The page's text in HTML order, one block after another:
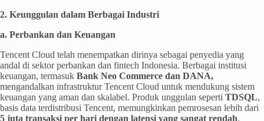
2. Keunggulan dalam Berbagai Industri
a. Perbankan dan Keuangan
Tencent Cloud telah menempatkan dirinya sebagai penyedia yang
andal di sektor perbankan dan fintech Indonesia. Berbagai institusi
keuangan, termasuk Bank Neo Commerce dan DANA,
mengandalkan infrastruktur Tencent Cloud untuk mendukung sistem
keuangan yang aman dan skalabel. Produk unggulan seperti TDSQL,
basis data terdistribusi Tencent, memungkinkan pemrosesan lebih dari
5 juta transaksi per hari dengan latensi yang sangat rendah,